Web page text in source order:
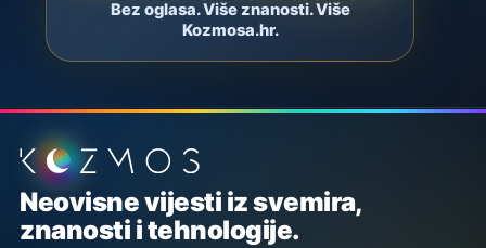
Bez oglasa. Više znanosti. Više
Kozmosa.hr.
Podnožje stranice
Neovisne vijesti iz svemira,
znanosti i tehnologije.